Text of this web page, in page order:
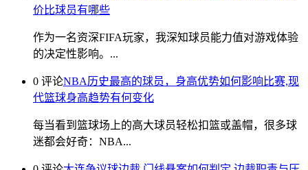
价比球员有哪些
作为一名资深FIFA玩家，我深知球员能力值对游戏体验
的决定性影响。...
0 评论NBA历史最高的球员，身高优势如何影响比赛,现
代篮球身高趋势有何变化
每当看到篮球场上的高大球员轻松扣篮或盖帽，很多球
迷都会好奇：NBA...